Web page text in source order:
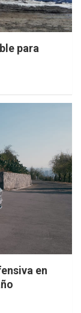
para
en